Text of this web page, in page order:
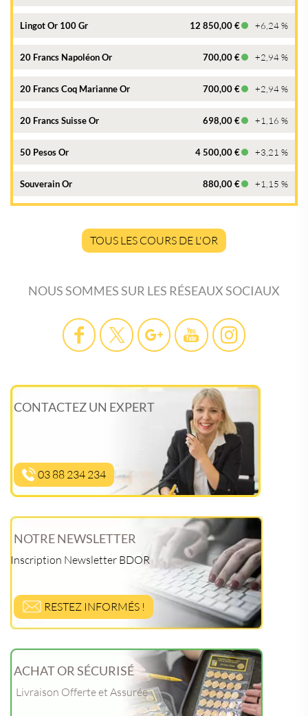
Lingot Or 100 Gr 12 850,00 € +6,24 %
20 Francs Napoléon Or 700,00 € +2,94 %
20 Francs Coq Marianne Or 700,00 € +2,94 %
20 Francs Suisse Or 698,00 € +1,16 %
50 Pesos Or 4 500,00 € +3,21 %
Souverain Or 880,00 € +1,15 %
TOUS LES COURS DE L'OR
NOUS SOMMES SUR LES RÉSEAUX SOCIAUX
CONTACTEZ UN EXPERT
03 88 234 234
NOTRE NEWSLETTER
Inscription Newsletter BDOR
RESTEZ INFORMÉS !
ACHAT OR SÉCURISÉ
Livraison Offerte et Assurée